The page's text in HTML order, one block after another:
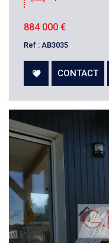
884 000 €
Ref : AB3035
CONTACT